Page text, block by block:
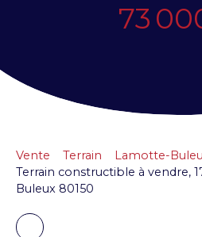
73
Vente Terrain
Lamotte-
Terrain constructible à vendre,
Buleux 80150